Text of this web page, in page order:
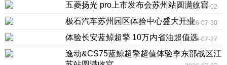
五菱扬光 pro上市发布会苏州站圆满收官
2026-08-02
极石汽车苏州园区体验中心盛大开业2026-07-30
体验长安蓝鲸超擎 10万内省油超值选2026-07-27
逸动&CS75蓝鲸超擎超值体验季东部战区江